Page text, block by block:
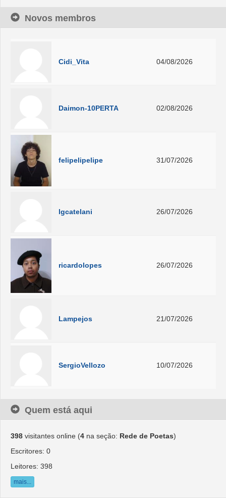
Novos membros
Cidi_Vita 04/08/2026
Daimon-10PERTA 02/08/2026
felipelipelipe 31/07/2026
lgcatelani 26/07/2026
ricardolopes 26/07/2026
Lampejos 21/07/2026
SergioVellozo 10/07/2026
Quem está aqui
398 visitantes online (4 na seção: Rede de Poetas)
Escritores: 0
Leitores: 398
mais...